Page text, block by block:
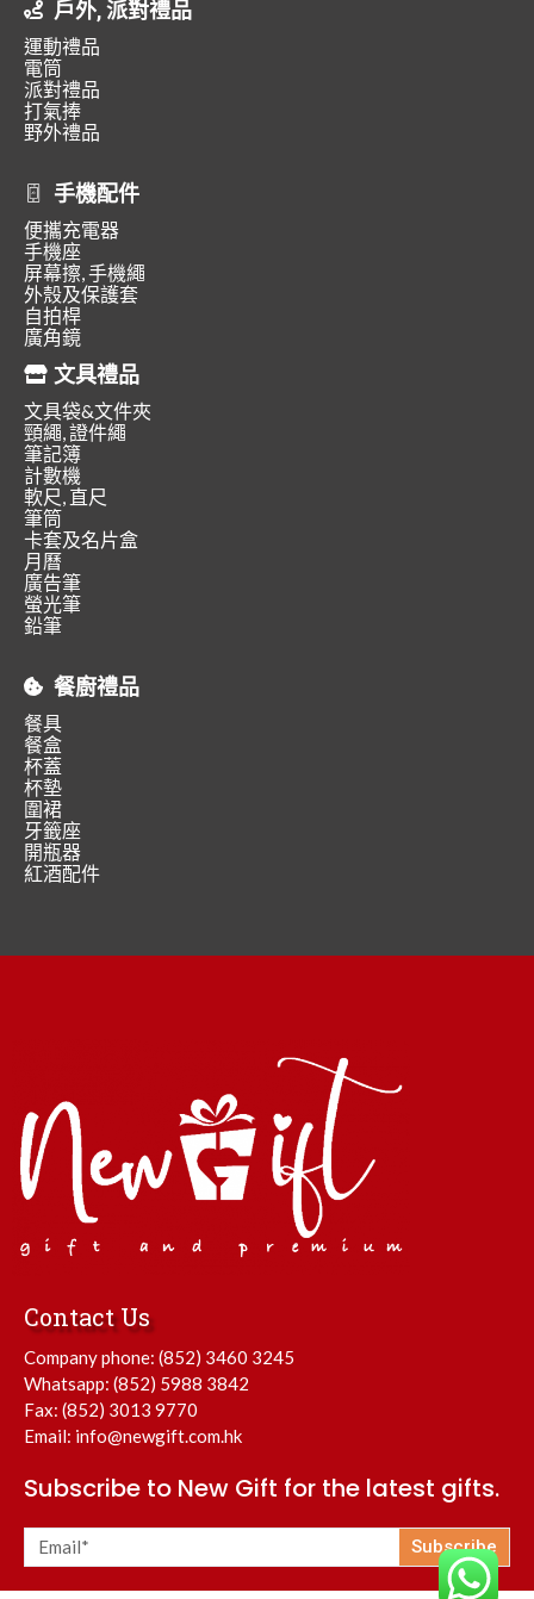
戶外, 派對禮品
運動禮品
電筒
派對禮品
打氣捧
野外禮品
手機配件
便攜充電器
手機座
屏幕擦, 手機繩
外殼及保護套
自拍桿
廣角鏡
文具禮品
文具袋&文件夾
頸繩, 證件繩
筆記簿
計數機
軟尺, 直尺
筆筒
卡套及名片盒
月曆
廣告筆
螢光筆
鉛筆
餐廚禮品
餐具
餐盒
杯蓋
杯墊
圍裙
牙籤座
開瓶器
紅酒配件
Contact Us
Company phone: (852) 3460 3245
Whatsapp: (852) 5988 3842
Fax: (852) 3013 9770
Email: info@newgift.com.hk
Subscribe to New Gift for the latest gifts.
Subscribe